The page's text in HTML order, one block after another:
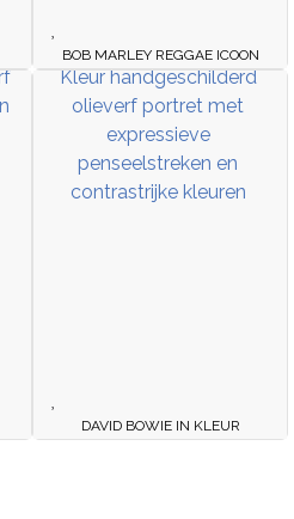
BOB MARLEY REGGAE ICOON
DAVID BOWIE IN KLEUR